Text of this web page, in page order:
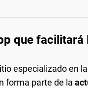
que facilitará
especializado en
forma parte de la